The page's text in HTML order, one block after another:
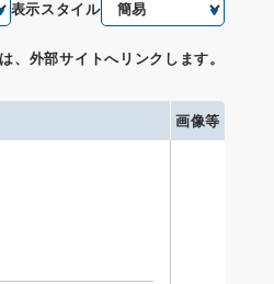
表示スタイル
、外部サイトへリンクします。
画像等